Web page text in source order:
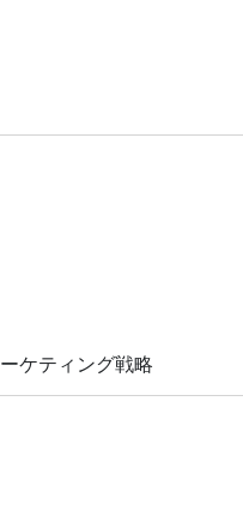
ケティング戦略